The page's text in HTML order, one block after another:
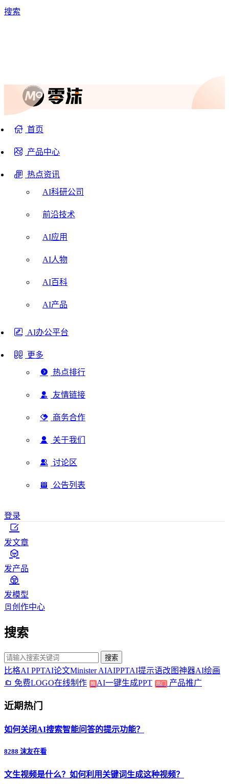
搜索
首页
产品中心
热点资讯
AI科研公司
前沿技术
AI应用
AI人物
AI百科
AI产品
AI办公平台
更多
热点排行
友情链接
商务合作
关于我们
讨论区
公告列表
登录
发文章
发产品
发模型
创作中心
搜索
搜索
比格AI PPTAI论文Minister AIAIPPTAI提示语改图神器AI绘画
免费LOGO在线制作
推 AI一键生成PPT 热门 产品推广
近期热门
如何关闭AI搜索智能问答的提示功能？
8288 沫友在看
文生视频是什么？如何利用关键词生成这种视频？